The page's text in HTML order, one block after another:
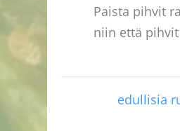
Paista pihvit
niin että
edullisia